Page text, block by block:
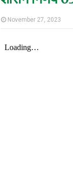
November 27, 2023